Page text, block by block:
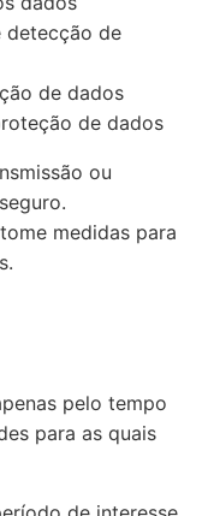
detecção de
de dados
de dados
ou
medidas para
pelo tempo
para as quais